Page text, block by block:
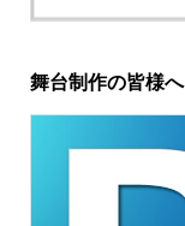
舞台制作の皆様へ